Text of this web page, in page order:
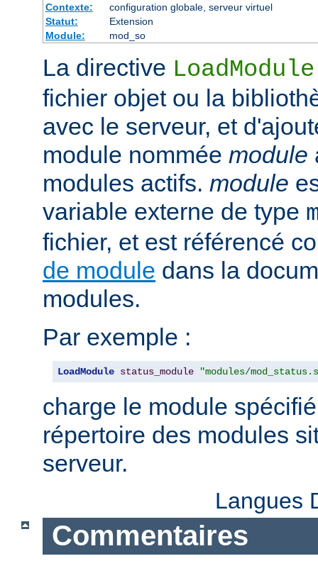
Contexte:
configuration globale, serveur virtuel
Statut:
Extension
Module:
mod_so
La directive LoadModule
fichier objet ou la
avec le serveur, et
module nommée module
modules actifs. module
variable externe de type
fichier, et est référencé
de module dans la
modules.
Par exemple :
LoadModule status_module "modules/
charge le module
répertoire des modules
serveur.
Langues
Commentaires